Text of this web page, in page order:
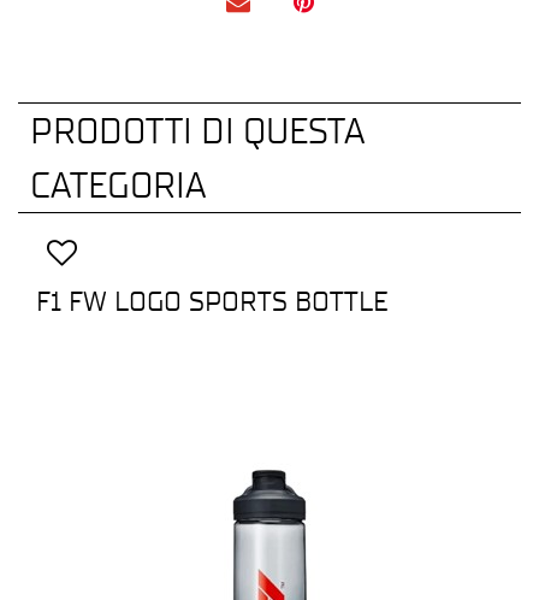
PRODOTTI DI QUESTA
CATEGORIA
F1 FW LOGO SPORTS BOTTLE